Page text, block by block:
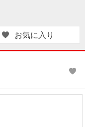
築・
中古
す
却
相
案内（関
西）
Way
役員一
ニュース
お気に入り